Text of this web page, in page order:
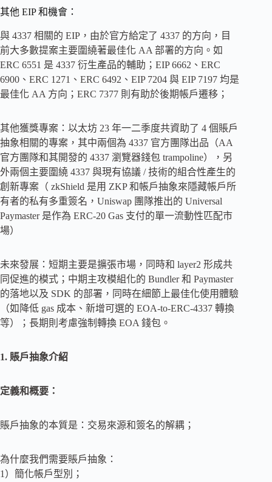
其他 EIP 和機會：
與 4337 相關的 EIP，由於官方給定了 4337 的方向，目
前大多數提案主要圍繞著最佳化 AA 部署的方向。如
ERC 6551 是 4337 衍生產品的輔助；EIP 6662、ERC
6900、ERC 1271、ERC 6492、EIP 7204 與 EIP 7197 均是
最佳化 AA 方向；ERC 7377 則有助於後期帳戶遷移；
其他獲獎專案：以太坊 23 年一二季度共資助了 4 個賬戶
抽象相關的專案，其中兩個為 4337 官方團隊出品（AA
官方團隊和其開發的 4337 瀏覽器錢包 trampoline），另
外兩個主要圍繞 4337 與現有協議 / 技術的組合性產生的
創新專案（ zkShield 是用 ZKP 和帳戶抽象來隱藏帳戶所
有者的私有多重簽名，Uniswap 團隊推出的 Universal
Paymaster 是作為 ERC-20 Gas 支付的單一流動性匹配市
場）
未來發展：短期主要是擴張市場，同時和 layer2 形成共
同促進的模式；中期主攻模組化的 Bundler 和 Paymaster
的落地以及 SDK 的部署，同時在細節上最佳化使用體驗
（如降低 gas 成本、新增可選的 EOA-to-ERC-4337 轉換
等）；長期則考慮強制轉換 EOA 錢包。
1. 賬戶抽象介紹
定義和概要：
賬戶抽象的本質是：交易來源和簽名的解耦；
為什麼我們需要賬戶抽象：
1）簡化帳戶型別；